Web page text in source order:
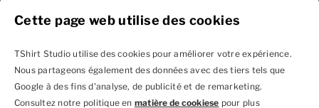
Cette page web utilise des cookies
TShirt Studio utilise des cookies pour améliorer votre expérience.
Nous partageons également des données avec des tiers tels que
Google à des fins d'analyse, de publicité et de remarketing.
Consultez notre politique en matière de cookiese pour plus
Cadeaux
Aide